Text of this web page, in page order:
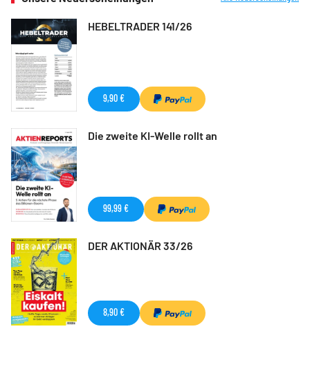
HEBELTRADER 141/26
9,90 €
Die zweite KI-Welle rollt an
99,99 €
DER AKTIONÄR 33/26
8,90 €